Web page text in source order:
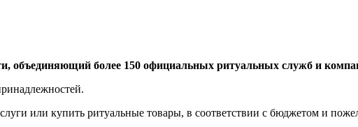
объединяющий более 150 официальных ритуальных служб и
или купить ритуальные товары, в соответствии с бюджетом и